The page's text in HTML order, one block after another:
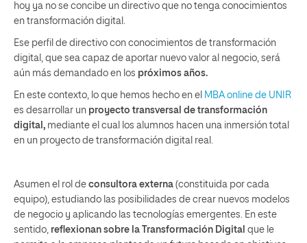
hoy ya no se concibe un directivo que no tenga conocimientos
en transformación digital.
Ese perfil de directivo con conocimientos de transformación
digital, que sea capaz de aportar nuevo valor al negocio, será
aún más demandado en los próximos años.
En este contexto, lo que hemos hecho en el MBA online de UNIR
es desarrollar un proyecto transversal de transformación
digital, mediante el cual los alumnos hacen una inmersión total
en un proyecto de transformación digital real.
Asumen el rol de consultora externa (constituida por cada
equipo), estudiando las posibilidades de crear nuevos modelos
de negocio y aplicando las tecnologías emergentes. En este
sentido, reflexionan sobre la Transformación Digital que le